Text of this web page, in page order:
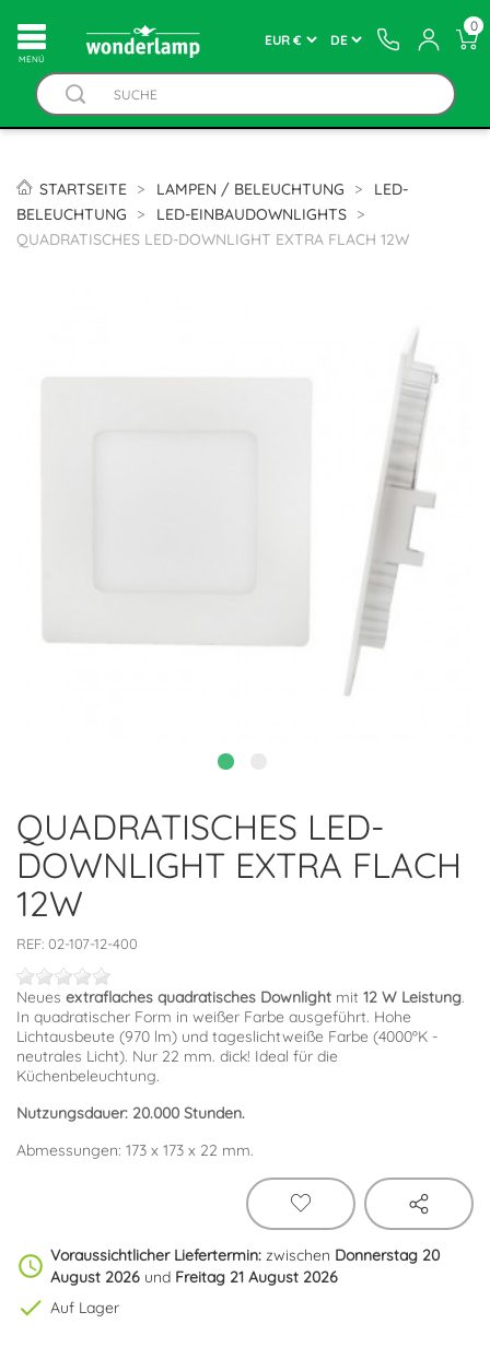
MENÚ
0
STARTSEITE LAMPEN / BELEUCHTUNG
LED-
BELEUCHTUNG
LED-EINBAUDOWNLIGHTS
QUADRATISCHES LED-DOWNLIGHT EXTRA FLACH 12W
QUADRATISCHES LED-
DOWNLIGHT EXTRA FLACH
12W
REF: 02-107-12-400
Neues extraflaches quadratisches Downlight mit 12 W Leistung.
In quadratischer Form in weißer Farbe ausgeführt. Hohe
Lichtausbeute (970 lm) und tageslichtweiße Farbe (4000ºK -
neutrales Licht). Nur 22 mm. dick! Ideal für die
Küchenbeleuchtung.
Nutzungsdauer: 20.000 Stunden.
Abmessungen: 173 x 173 x 22 mm.
schedule Voraussichtlicher Liefertermin: zwischen Donnerstag 20
August 2026 und Freitag 21 August 2026
check Auf Lager